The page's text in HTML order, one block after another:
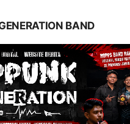
BAND